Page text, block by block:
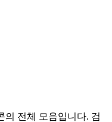
의 전체 모음입니다. 검